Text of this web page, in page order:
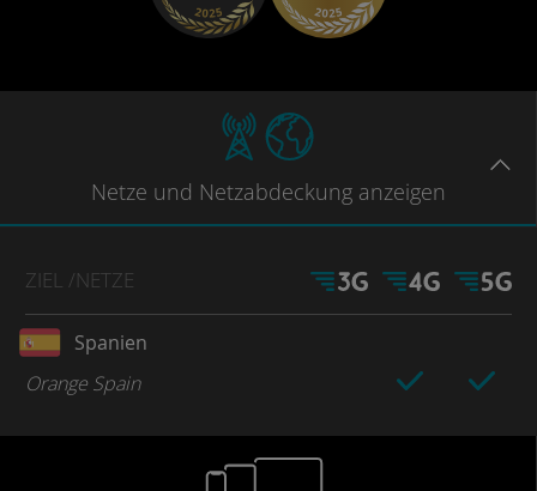
Netze und Netzabdeckung anzeigen
ZIEL /NETZE
Spanien
Orange Spain